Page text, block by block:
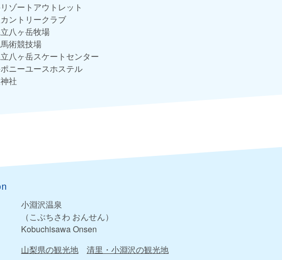
ゾートアウトレット
ントリークラブ
八ヶ岳牧場
術競技場
八ヶ岳スケートセンター
ニーユースホステル
社
小淵沢温泉
（こぶちさわ おんせん）
Kobuchisawa Onsen
山梨県の観光地 清里・小淵沢の観光地